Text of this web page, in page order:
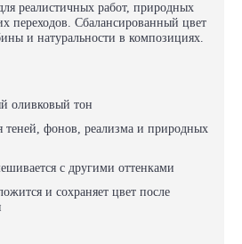
реалистичных работ, природных
переходов. Сбалансированный цвет
и натуральности в композициях.
оливковый тон
теней, фонов, реализма и природных
с другими оттенками
и сохраняет цвет после